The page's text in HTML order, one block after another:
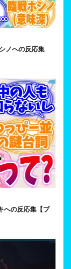
ノへの反応集
への反応集【ブ